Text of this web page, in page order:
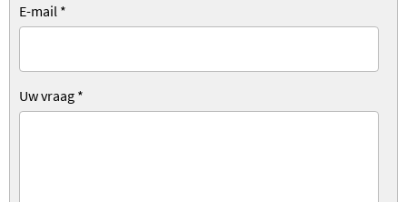
E-mail *
Uw vraag *